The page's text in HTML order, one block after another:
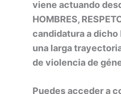
viene actuando
HOMBRES,
candidatura a dicho
una larga
de violencia de
Puedes acceder a